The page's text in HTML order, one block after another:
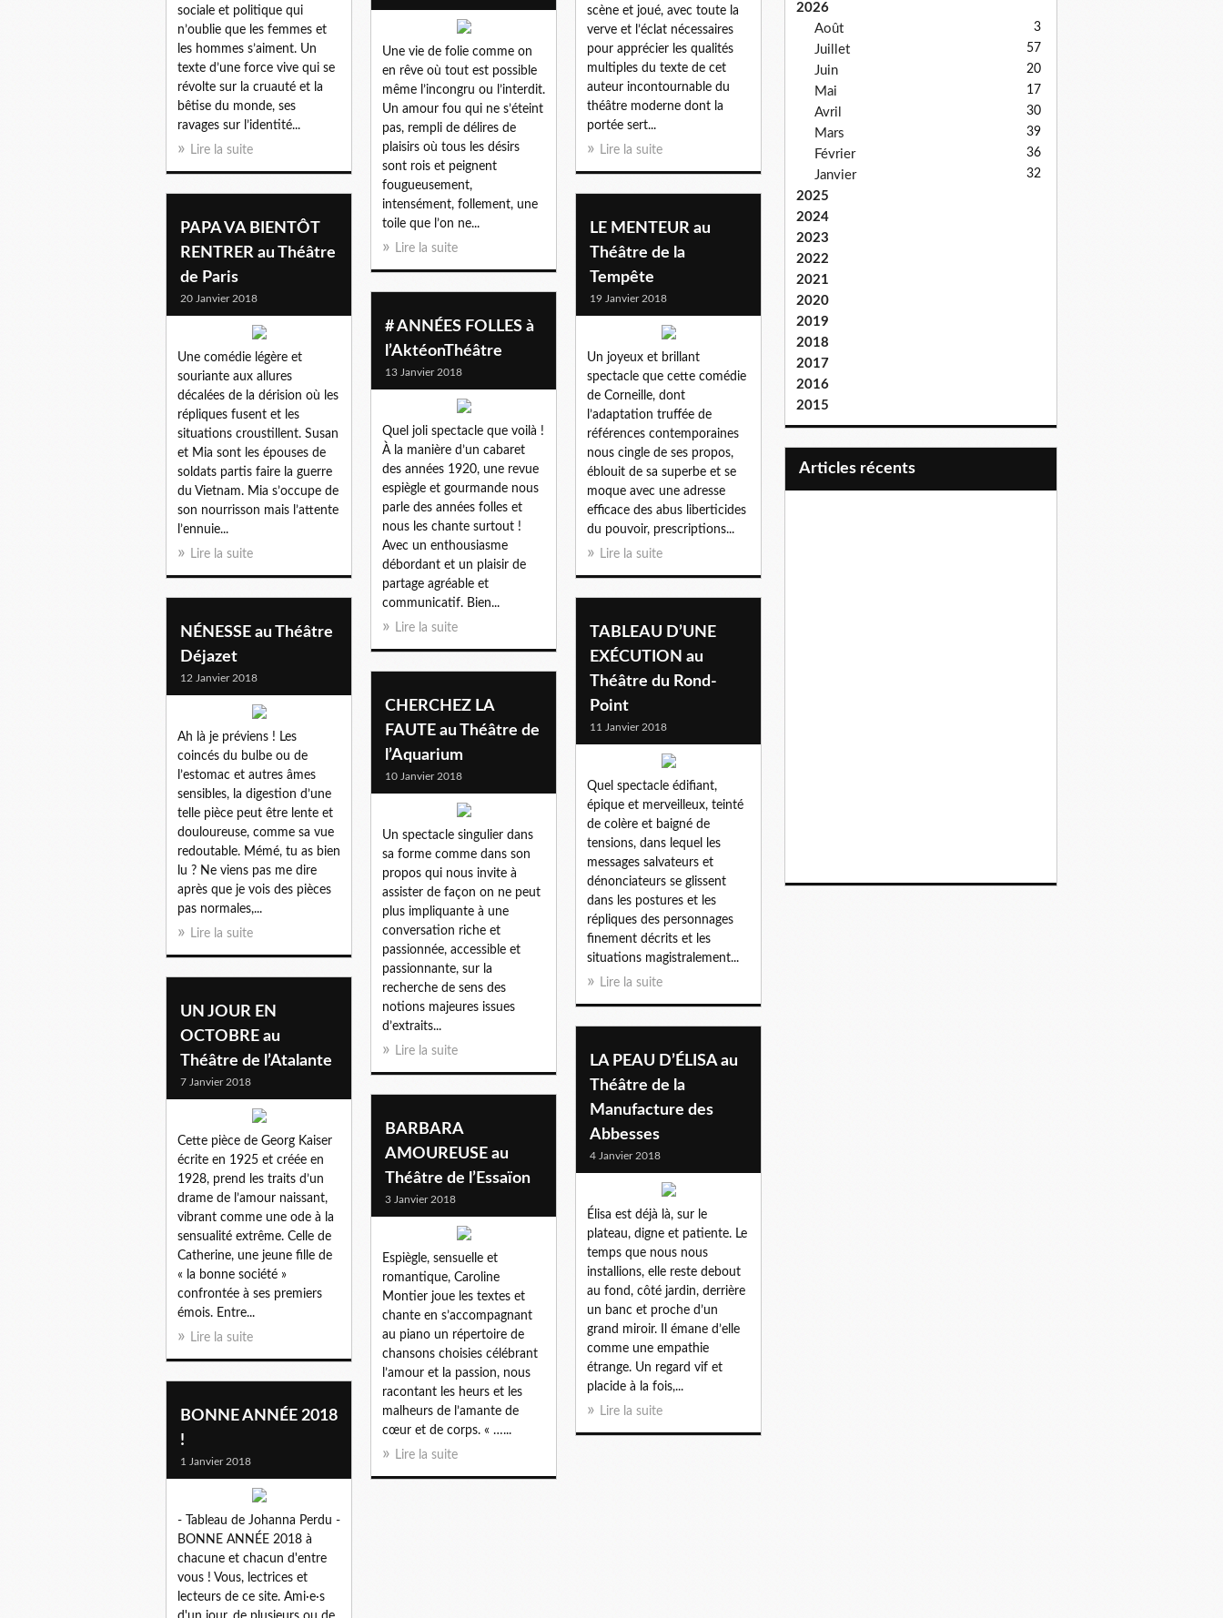
sociale et politique qui
n’oublie que les femmes et
les hommes s’aiment. Un
texte d’une force vive qui se
révolte sur la cruauté et la
bêtise du monde, ses
ravages sur l’identité...
Lire la suite
scène et joué, avec toute la
verve et l’éclat nécessaires
pour apprécier les qualités
multiples du texte de cet
auteur incontournable du
théâtre moderne dont la
portée sert...
Lire la suite
Une vie de folie comme on
en rêve où tout est possible
même l’incongru ou l’interdit.
Un amour fou qui ne s’éteint
pas, rempli de délires de
plaisirs où tous les désirs
sont rois et peignent
fougueusement,
intensément, follement, une
toile que l’on ne...
Lire la suite
PAPA VA BIENTÔT
RENTRER au Théâtre
de Paris
20 Janvier 2018
Une comédie légère et
souriante aux allures
décalées de la dérision où les
répliques fusent et les
situations croustillent. Susan
et Mia sont les épouses de
soldats partis faire la guerre
du Vietnam. Mia s’occupe de
son nourrisson mais l’attente
l’ennuie...
Lire la suite
LE MENTEUR au
Théâtre de la
Tempête
19 Janvier 2018
Un joyeux et brillant
spectacle que cette comédie
de Corneille, dont
l’adaptation truffée de
références contemporaines
nous cingle de ses propos,
éblouit de sa superbe et se
moque avec une adresse
efficace des abus liberticides
du pouvoir, prescriptions...
Lire la suite
# ANNÉES FOLLES à
l’AktéonThéâtre
13 Janvier 2018
Quel joli spectacle que voilà !
À la manière d’un cabaret
des années 1920, une revue
espiègle et gourmande nous
parle des années folles et
nous les chante surtout !
Avec un enthousiasme
débordant et un plaisir de
partage agréable et
communicatif. Bien...
Lire la suite
NÉNESSE au Théâtre
Déjazet
12 Janvier 2018
Ah là je préviens ! Les
coincés du bulbe ou de
l’estomac et autres âmes
sensibles, la digestion d’une
telle pièce peut être lente et
douloureuse, comme sa vue
redoutable. Mémé, tu as bien
lu ? Ne viens pas me dire
après que je vois des pièces
pas normales,...
Lire la suite
TABLEAU D’UNE
EXÉCUTION au
Théâtre du Rond-
Point
11 Janvier 2018
Quel spectacle édifiant,
épique et merveilleux, teinté
de colère et baigné de
tensions, dans lequel les
messages salvateurs et
dénonciateurs se glissent
dans les postures et les
répliques des personnages
finement décrits et les
situations magistralement...
Lire la suite
CHERCHEZ LA
FAUTE au Théâtre de
l’Aquarium
10 Janvier 2018
Un spectacle singulier dans
sa forme comme dans son
propos qui nous invite à
assister de façon on ne peut
plus impliquante à une
conversation riche et
passionnée, accessible et
passionnante, sur la
recherche de sens des
notions majeures issues
d’extraits...
Lire la suite
UN JOUR EN
OCTOBRE au
Théâtre de l’Atalante
7 Janvier 2018
Cette pièce de Georg Kaiser
écrite en 1925 et créée en
1928, prend les traits d’un
drame de l’amour naissant,
vibrant comme une ode à la
sensualité extrême. Celle de
Catherine, une jeune fille de
« la bonne société »
confrontée à ses premiers
émois. Entre...
Lire la suite
LA PEAU D’ÉLISA au
Théâtre de la
Manufacture des
Abbesses
4 Janvier 2018
Élisa est déjà là, sur le
plateau, digne et patiente. Le
temps que nous nous
installions, elle reste debout
au fond, côté jardin, derrière
un banc et proche d’un
grand miroir. Il émane d’elle
comme une empathie
étrange. Un regard vif et
placide à la fois,...
Lire la suite
BARBARA
AMOUREUSE au
Théâtre de l’Essaïon
3 Janvier 2018
Espiègle, sensuelle et
romantique, Caroline
Montier joue les textes et
chante en s’accompagnant
au piano un répertoire de
chansons choisies célébrant
l’amour et la passion, nous
racontant les heurs et les
malheurs de l’amante de
cœur et de corps. « …...
Lire la suite
BONNE ANNÉE 2018
!
1 Janvier 2018
- Tableau de Johanna Perdu -
BONNE ANNÉE 2018 à
chacune et chacun d'entre
vous ! Vous, lectrices et
lecteurs de ce site. Ami·e·s
2026
Août
3
Juillet 57
Juin 20
Mai 17
Avril 30
Mars 39
Février 36
Janvier 32
2025
2024
2023
2022
2021
2020
2019
2018
2017
2016
2015
articles récents